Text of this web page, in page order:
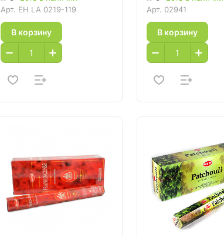
Арт. EH LA 0219-119
В корзину
Арт. 02941
В корзину